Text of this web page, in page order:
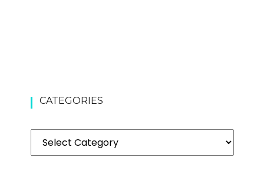
CATEGORIES